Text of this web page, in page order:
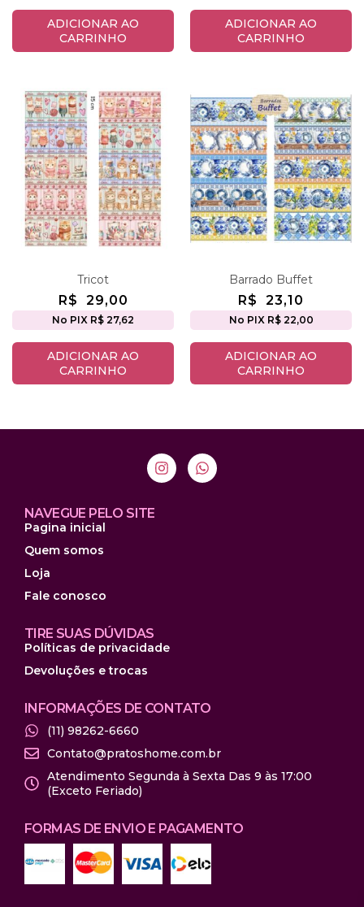
ADICIONAR AO
CARRINHO
ADICIONAR AO
CARRINHO
Tricot
R$ 29,00
No PIX R$ 27,62
ADICIONAR AO
CARRINHO
Barrado Buffet
R$ 23,10
No PIX R$ 22,00
ADICIONAR AO
CARRINHO
NAVEGUE PELO SITE
Pagina inicial
Quem somos
Loja
Fale conosco
TIRE SUAS DÚVIDAS
Políticas de privacidade
Devoluções e trocas
INFORMAÇÕES DE CONTATO
(11) 98262-6660
Contato@pratoshome.com.br
Atendimento Segunda à Sexta Das 9 às 17:00
(Exceto Feriado)
FORMAS DE ENVIO E PAGAMENTO